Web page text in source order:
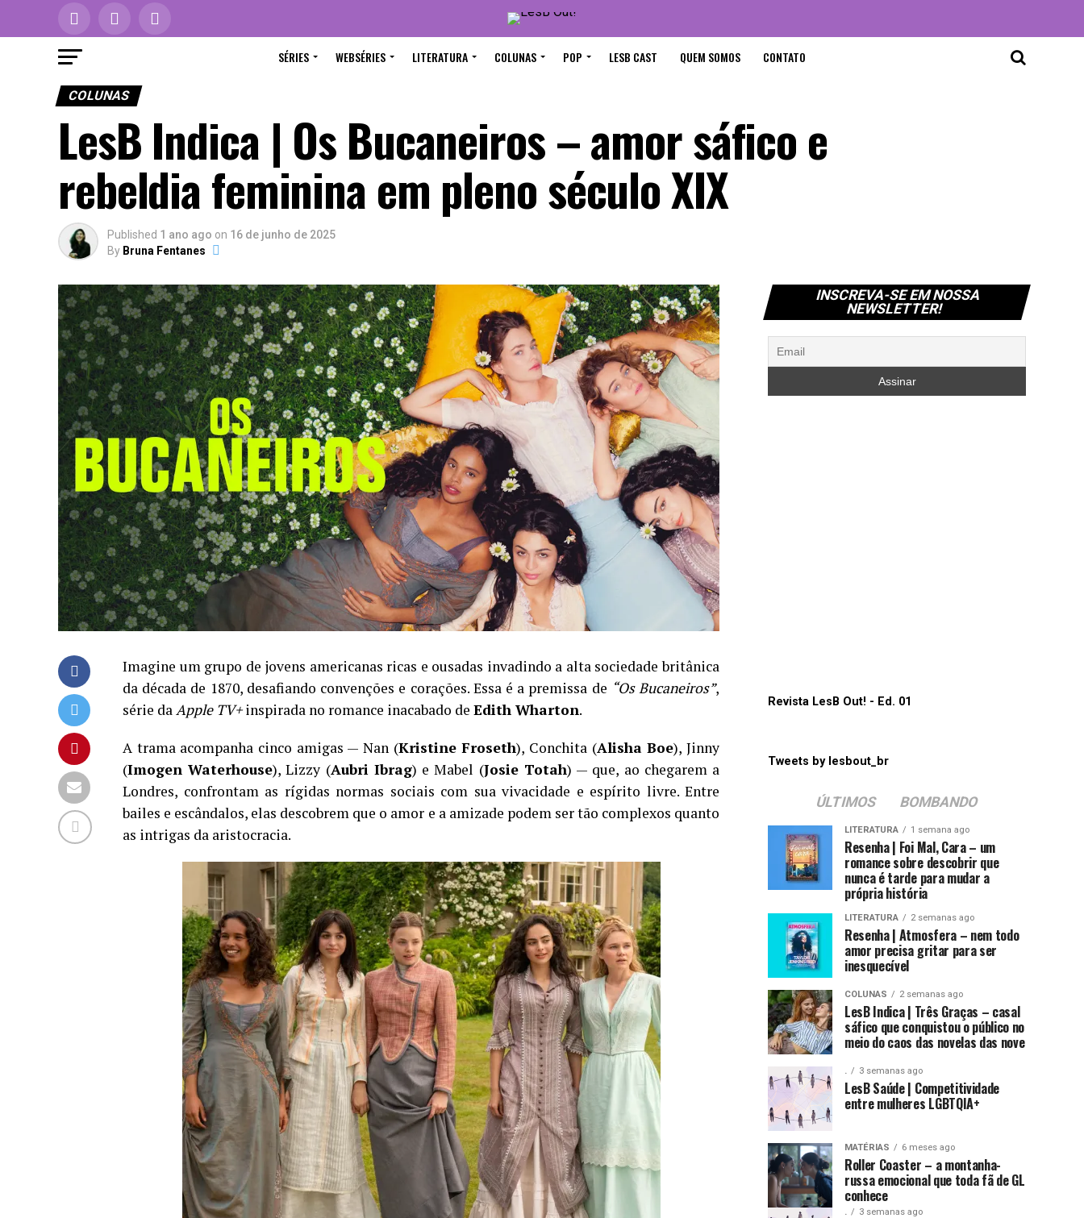
SÉRIES WEBSÉRIES LITERATURA COLUNAS POP LESB CAST QUEM SOMOS CONTATO
COLUNAS
LesB Indica | Os Bucaneiros – amor sáfico e
rebeldia feminina em pleno século XIX
Published 1 ano ago on 16 de junho de 2025
By Bruna Fentanes
Imagine um grupo de jovens americanas ricas e ousadas invadindo a alta sociedade britânica
da década de 1870, desafiando convenções e corações. Essa é a premissa de “Os Bucaneiros”,
série daApple TV+inspirada no romance inacabado de Edith Wharton.
A trama acompanha cinco amigas — Nan (Kristine Froseth), Conchita (Alisha Boe), Jinny
(Imogen Waterhouse), Lizzy (Aubri Ibrag) e Mabel (Josie Totah) — que, ao chegarem a
Londres, confrontam as rígidas normas sociais com sua vivacidade e espírito livre. Entre
bailes e escândalos, elas descobrem que o amor e a amizade podem ser tão complexos quanto
as intrigas da aristocracia.
INSCREVA-SE EM NOSSA
NEWSLETTER!
Revista LesB Out! - Ed. 01
Tweets by lesbout_br
ÚLTIMOS BOMBANDO
LITERATURA 1 semana ago
Resenha | Foi Mal, Cara – um
romance sobre descobrir que
nunca é tarde para mudar a
própria história
LITERATURA 2 semanas ago
Resenha | Atmosfera – nem todo
amor precisa gritar para ser
inesquecível
COLUNAS 2 semanas ago
LesB Indica | Três Graças – casal
sáfico que conquistou o público no
meio do caos das novelas das nove
. 3 semanas ago
LesB Saúde | Competitividade
entre mulheres LGBTQIA+
MATÉRIAS 6 meses ago
Roller Coaster – a montanha-
russa emocional que toda fã de GL
conhece
. 3 semanas ago